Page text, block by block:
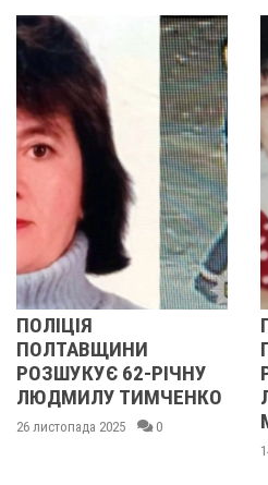
62-РІЧНУ
ТИМЧЕНКО
0
РОЗШУКУЄ
ЛЮДМИЛУ
14 листопада 2025